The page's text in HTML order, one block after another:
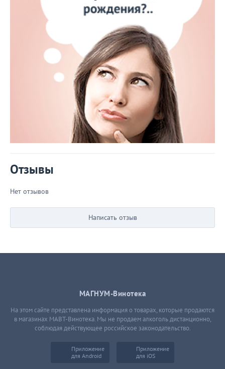
Отзывы
Нет отзывов
Написать отзыв
МАГНУМ-Винотека
На этом сайте представлена информация о товарах, которые продаются
в магазинах МАВТ-Винотека. Мы не продаем алкоголь дистанционно,
соблюдая действующее российское законодательство.
Приложение
для Android
Приложение
для iOS